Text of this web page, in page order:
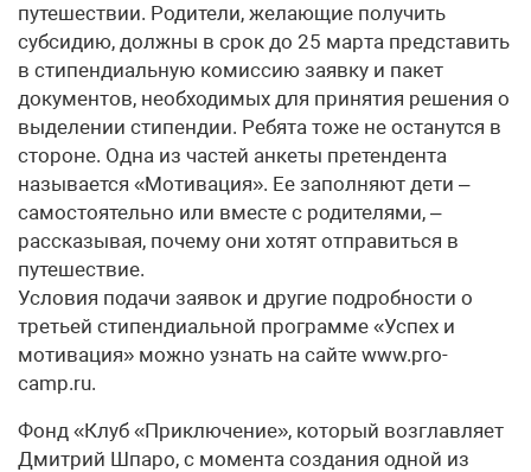
путешествии. Родители, желающие получить
субсидию, должны в срок до 25 марта представить
в стипендиальную комиссию заявку и пакет
документов, необходимых для принятия решения о
выделении стипендии. Ребята тоже не останутся в
стороне. Одна из частей анкеты претендента
называется «Мотивация». Ее заполняют дети –
самостоятельно или вместе с родителями, –
рассказывая, почему они хотят отправиться в
путешествие.
Условия подачи заявок и другие подробности о
третьей стипендиальной программе «Успех и
мотивация» можно узнать на сайте www.pro-
camp.ru.
Фонд «Клуб «Приключение», который возглавляет
Дмитрий Шпаро, с момента создания одной из